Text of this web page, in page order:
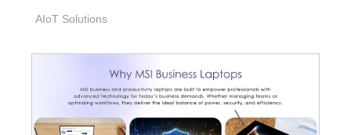
AIoT Solutions